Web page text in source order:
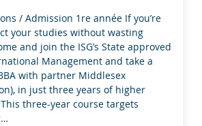
/ Admission 1re année If you’re
your studies without wasting
and join the ISG’s State approved
Management and take a
with partner Middlesex
in just three years of higher
three-year course targets